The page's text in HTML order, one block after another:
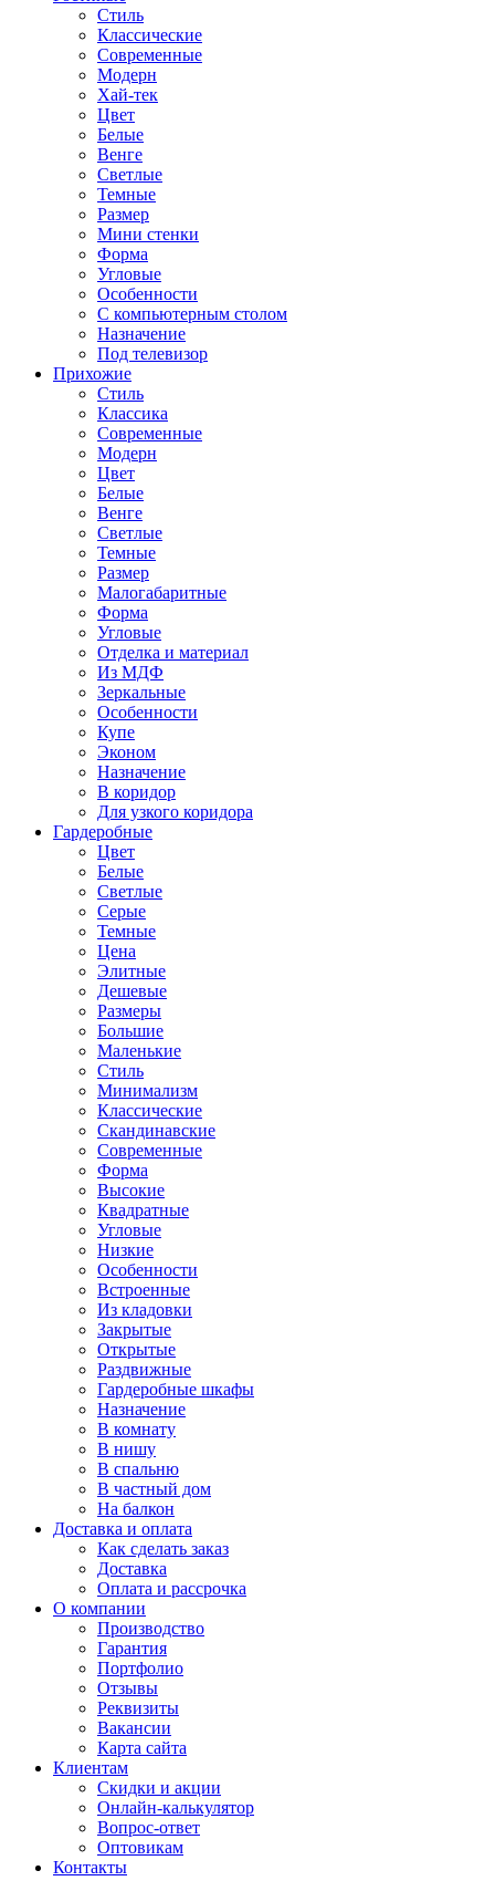
Стиль
Классические
Современные
Модерн
Хай-тек
Цвет
Белые
Венге
Светлые
Темные
Размер
Мини стенки
Форма
Угловые
Особенности
С компьютерным столом
Назначение
Под телевизор
Прихожие
Стиль
Классика
Современные
Модерн
Цвет
Белые
Венге
Светлые
Темные
Размер
Малогабаритные
Форма
Угловые
Отделка и материал
Из МДФ
Зеркальные
Особенности
Купе
Эконом
Назначение
В коридор
Для узкого коридора
Гардеробные
Цвет
Белые
Светлые
Серые
Темные
Цена
Элитные
Дешевые
Размеры
Большие
Маленькие
Стиль
Минимализм
Классические
Скандинавские
Современные
Форма
Высокие
Квадратные
Угловые
Низкие
Особенности
Встроенные
Из кладовки
Закрытые
Открытые
Раздвижные
Гардеробные шкафы
Назначение
В комнату
В нишу
В спальню
В частный дом
На балкон
Доставка и оплата
Как сделать заказ
Доставка
Оплата и рассрочка
О компании
Производство
Гарантия
Портфолио
Отзывы
Реквизиты
Вакансии
Карта сайта
Клиентам
Скидки и акции
Онлайн-калькулятор
Вопрос-ответ
Оптовикам
Контакты